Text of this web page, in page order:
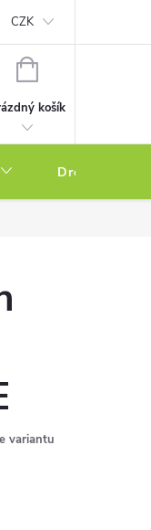
Soubory cookies
CZK
NÁKUPNÍ
košík
Drogerie
variantu